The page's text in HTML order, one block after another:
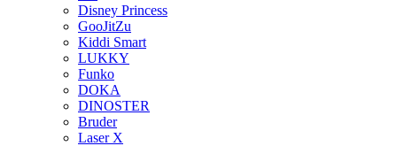
Disney Princess
GooJitZu
Kiddi Smart
LUKKY
Funko
DOKA
DINOSTER
Bruder
Laser X